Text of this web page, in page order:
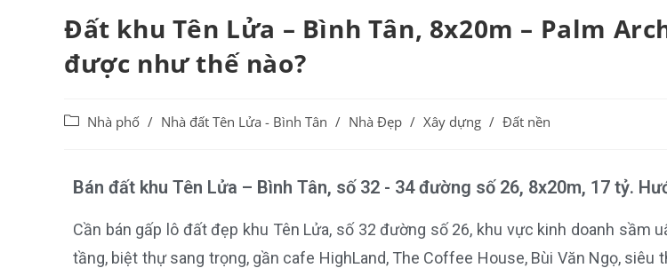
Đất khu Tên Lửa – Bình Tân, 8x20m – Palm
được như thế nào?
Nhà phố / Nhà đất Tên Lửa - Bình Tân / Nhà Đẹp / Xây dựng / Đất nền
Bán đất khu Tên Lửa – Bình Tân, số 32 - 34 đường số 26, 8x20m, 17 tỷ.
Cần bán gấp lô đất đẹp khu Tên Lửa, số 32 đường số 26, khu vực kinh doanh sầm
tầng, biệt thự sang trọng, gần cafe HighLand, The Coffee House, Bùi Văn Ngọ, siêu